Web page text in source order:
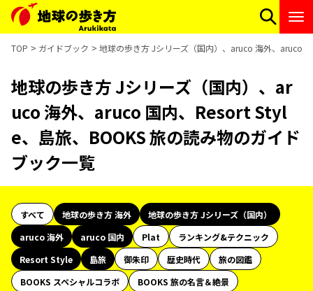
TOP ガイドブック 地球の歩き方 Jシリーズ（国内）、aruco 海外、aruco
地球の歩き方 Jシリーズ（国内）、ar
uco 海外、aruco 国内、Resort Styl
e、島旅、BOOKS 旅の読み物のガイド
ブック一覧
すべて 地球の歩き方 海外
地球の歩き方 Jシリーズ（国内）
aruco 海外
aruco 国内 Plat
ランキング&テクニック
Resort Style
島旅 御朱印 歴史時代
旅の図鑑
BOOKS スペシャルコラボ
BOOKS 旅の名言＆絶景